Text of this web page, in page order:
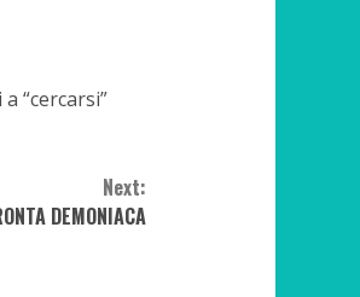
“cercarsi”
Next:
DEMONIACA